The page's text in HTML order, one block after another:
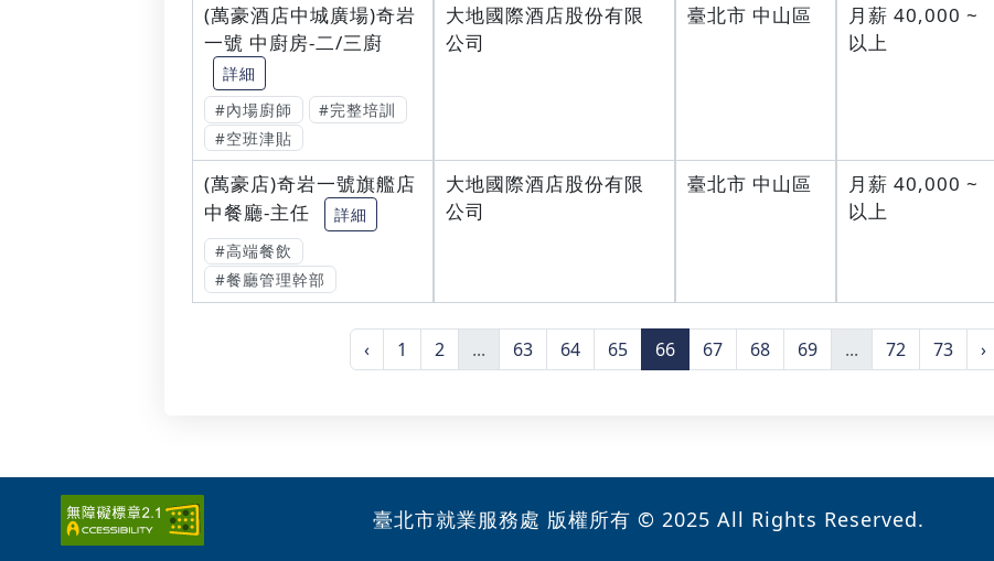
(萬豪酒店中城廣場)奇岩
一號 中廚房-二/三廚
詳細
#內場廚師
#完整培訓
#空班津貼
大地國際酒店股份有限
公司
臺北市 中山區
月薪 40,000 ~
以上
(萬豪店)奇岩一號旗艦店
中餐廳-主任
詳細
#高端餐飲
#餐廳管理幹部
大地國際酒店股份有限
公司
臺北市 中山區
月薪 40,000 ~
以上
‹ 1 2 ... 63 64 65 66 67 68 69 ... 72 73 ›
臺北市就業服務處 版權所有 © 2025 All Rights Reserved.